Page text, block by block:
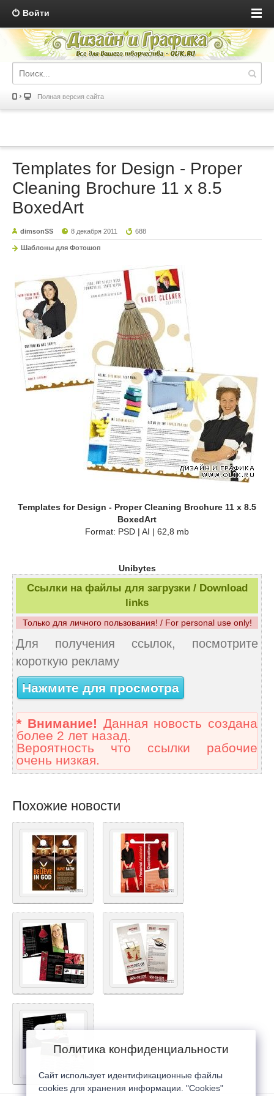
Войти
Полная версия сайта
Templates for Design - Proper
Cleaning Brochure 11 x 8.5
BoxedArt
dimsonSS 8 декабря 2011 688
Шаблоны для Фотошоп
Templates for Design - Proper Cleaning Brochure 11 x 8.5
BoxedArt
Format: PSD | AI | 62,8 mb
Unibytes
Ссылки на файлы для загрузки / Download
links
Только для личного пользования! / For personal use only!
Для получения ссылок, посмотрите
короткую рекламу
Нажмите для просмотра
* Внимание! Данная новость создана
более 2 лет назад.
Вероятность что ссылки рабочие
очень низкая.
Похожие новости
Политика конфиденциальности
Сайт использует идентификационные файлы
cookies для хранения информации. "Cookies"